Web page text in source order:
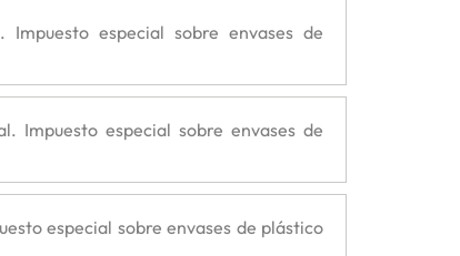
Impuesto especial sobre envases de
Impuesto especial sobre envases de
especial sobre envases de plástico